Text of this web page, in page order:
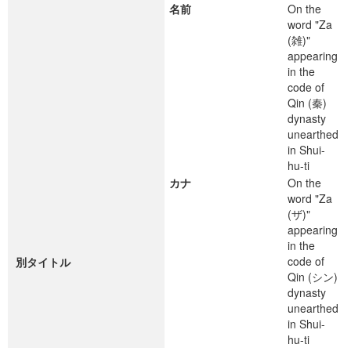
別タイトル
名前
On the
word "Za
(雑)"
appearing
in the
code of
Qin (秦)
dynasty
unearthed
in Shui-
hu-ti
カナ
On the
word "Za
(ザ)"
appearing
in the
code of
Qin (シン)
dynasty
unearthed
in Shui-
hu-ti